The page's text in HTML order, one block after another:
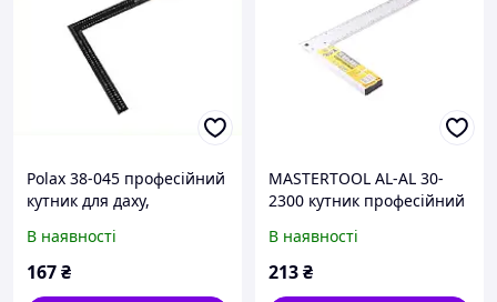
Polax 38-045 професійний
кутник для даху,
В наявності
167₴
MASTERTOOL AL-AL 30-
2300 кутник професійний
В наявності
213₴